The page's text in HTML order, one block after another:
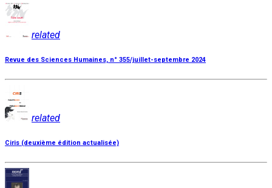
related
Revue des Sciences Humaines, n° 355/juillet-septembre 2024
related
Ciris (deuxième édition actualisée)